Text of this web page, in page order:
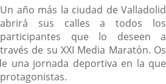
Un año más la ciudad de Valladolid
abrirá sus calles a todos los
participantes que lo deseen a
través de su XXI Media Maratón. Os
una jornada deportiva en la que